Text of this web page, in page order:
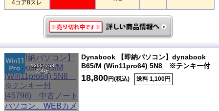
4コア8スレ
1366×768
2.4kg
Dynabook 【即納パソコン】dynabook
B65/M (Win11pro64) 5N8 ※テンキー付
18,800円(税込) 送料 1,100円